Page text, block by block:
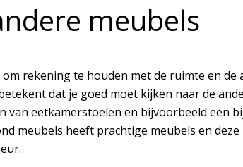
meubels
rekening te houden met de ruimte en
dat je goed moet kijken naar de
eetkamerstoelen en bijvoorbeeld een
meubels heeft prachtige meubels en